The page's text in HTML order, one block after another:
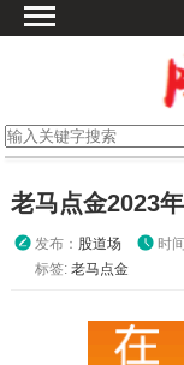
期货课程
外汇课程
高校课程
老马点金2023
发布： 股道场 时
标签: 老马点金